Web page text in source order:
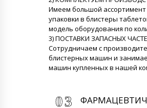
Имеем большой ассортимент
упаковки в блистеры
модель оборудования по
3) ПОСТАВКИ ЗАПАСНЫХ
Сотрудничаем с
блистерных машин и
машин купленных в нашей